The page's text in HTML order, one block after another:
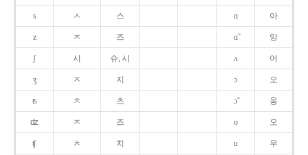
s ㅅ 스 ɑ 아
z ㅈ 즈 ɑ̃ 앙
ʃ 시 슈, 시 ʌ 어
ʒ ㅈ 지 ɔ 오
ʦ ㅊ 츠 ɔ̃ 옹
ʣ ㅈ 즈 o 오
ʧ ㅊ 치 u 우